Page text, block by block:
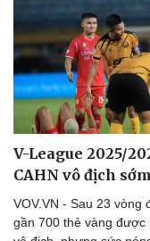
V-League 2025/
CAHN vô địch
VOV.VN - Sau 23 vòng
gần 700 thẻ vàng được